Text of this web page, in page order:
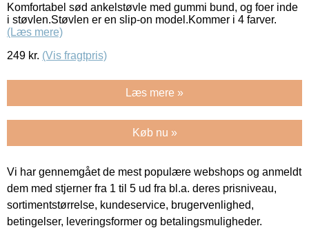
Komfortabel sød ankelstøvle med gummi bund, og foer inde
i støvlen.Støvlen er en slip-on model.Kommer i 4 farver.
(Læs mere)
249 kr. (Vis fragtpris)
Læs mere »
Køb nu »
Vi har gennemgået de mest populære webshops og anmeldt
dem med stjerner fra 1 til 5 ud fra bl.a. deres prisniveau,
sortimentstørrelse, kundeservice, brugervenlighed,
betingelser, leveringsformer og betalingsmuligheder.